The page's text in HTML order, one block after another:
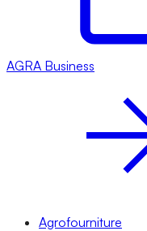
AGRA Business
Agrofourniture